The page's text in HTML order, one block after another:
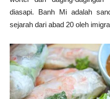
diasapi. Banh Mi adalah
sejarah dari abad 20 oleh